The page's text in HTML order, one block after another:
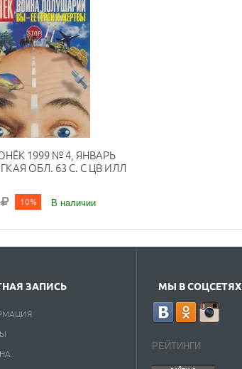
1999 № 4, ЯНВАРЬ
ОБЛ. 63 С. С ЦВ ИЛЛ
10% В наличии
ЗАПИСЬ МЫ В СОЦСЕТЯХ
РЕЙТИНГИ